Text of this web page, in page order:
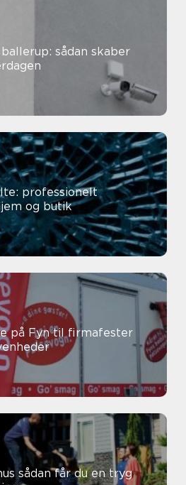
sådan skaber
professionelt
og butik
på Fyn til firmafester
tryg